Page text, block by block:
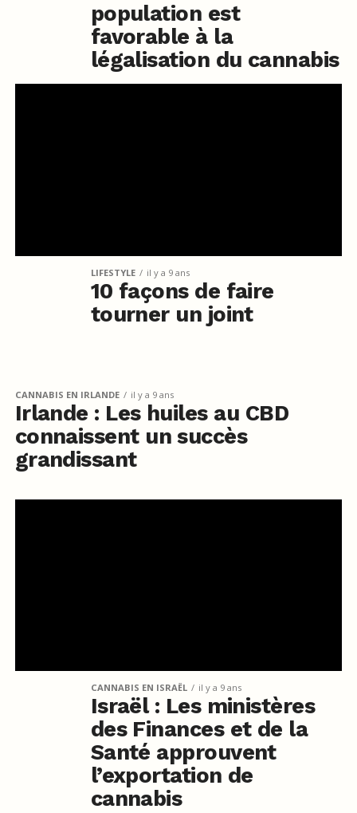
population est
favorable à la
légalisation du cannabis
LIFESTYLE il y a 9 ans
10 façons de faire
tourner un joint
CANNABIS EN IRLANDE il y a 9 ans
Irlande : Les huiles au CBD
connaissent un succès
grandissant
CANNABIS EN ISRAËL il y a 9 ans
Israël : Les ministères
des Finances et de la
Santé approuvent
l’exportation de
cannabis